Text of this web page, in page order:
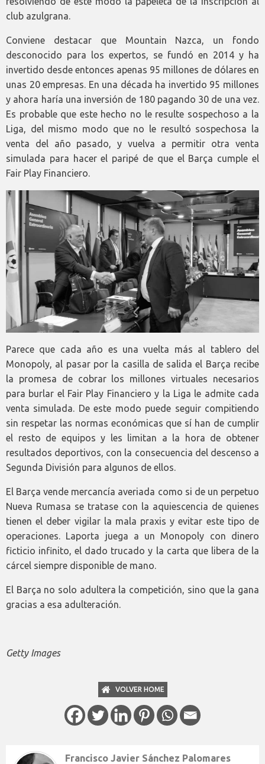
club azulgrana.
Conviene destacar que Mountain Nazca, un fondo
desconocido para los expertos, se fundó en 2014 y ha
invertido desde entonces apenas 95 millones de dólares en
unas 20 empresas. En una década ha invertido 95 millones
y ahora haría una inversión de 180 pagando 30 de una vez.
Es probable que este hecho no le resulte sospechoso a la
Liga, del mismo modo que no le resultó sospechosa la
venta del año pasado, y vuelva a permitir otra venta
simulada para hacer el paripé de que el Barça cumple el
Fair Play Financiero.
Parece que cada año es una vuelta más al tablero del
Monopoly, al pasar por la casilla de salida el Barça recibe
la promesa de cobrar los millones virtuales necesarios
para burlar el Fair Play Financiero y la Liga le admite cada
venta simulada. De este modo puede seguir compitiendo
sin respetar las normas económicas que sí han de cumplir
el resto de equipos y les limitan a la hora de obtener
resultados deportivos, con la consecuencia del descenso a
Segunda División para algunos de ellos.
El Barça vende mercancía averiada como si de un perpetuo
Nueva Rumasa se tratase con la aquiescencia de quienes
tienen el deber vigilar la mala praxis y evitar este tipo de
operaciones. Laporta juega a un Monopoly con dinero
ficticio infinito, el dado trucado y la carta que libera de la
cárcel siempre disponible de mano.
El Barça no solo adultera la competición, sino que la gana
gracias a esa adulteración.
Getty Images
VOLVER HOME
Francisco Javier Sánchez Palomares